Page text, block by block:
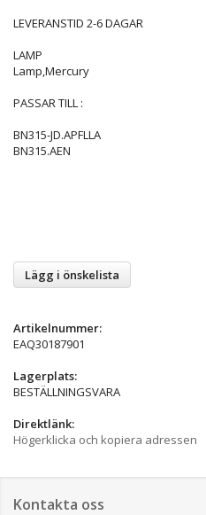
LEVERANSTID 2-6 DAGAR
LAMP
Lamp,Mercury
PASSAR TILL :
BN315-JD.APFLLA
BN315.AEN
Lägg i önskelista
Artikelnummer:
EAQ30187901
Lagerplats:
BESTÄLLNINGSVARA
Direktlänk:
Högerklicka och kopiera adressen
Kontakta oss